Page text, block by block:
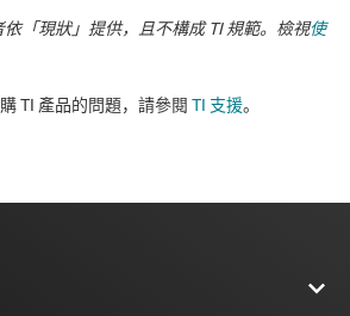
「現狀」提供，且不構成 TI 規範。檢視使
TI 產品的問題，請參閱 TI 支援。​​​​​​​​​​​​​​